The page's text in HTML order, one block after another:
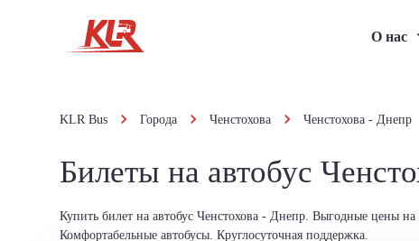
О нас
KLR Bus Города Ченстохова Ченстохова - Днепр
Билеты на автобус
Купить билет на автобус Ченстохова - Днепр. Выгодные цены на
Комфортабельные автобусы. Круглосуточная поддержка.